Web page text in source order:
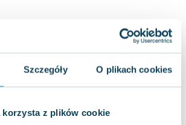
Szczegóły O plikach cookies
korzysta z plików cookie